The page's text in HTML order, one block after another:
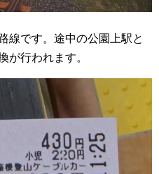
線です。途中の公園上駅と
が行われます。